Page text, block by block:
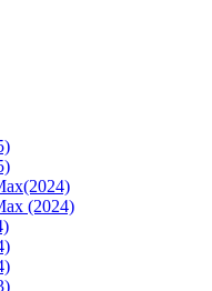
(2024)